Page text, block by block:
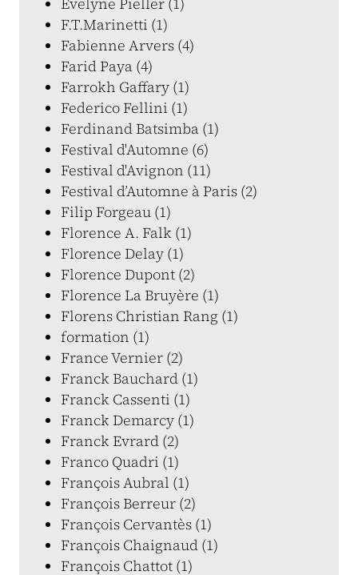
F.T.Marinetti (1)
Fabienne Arvers (4)
Farid Paya (4)
Farrokh Gaffary (1)
Federico Fellini (1)
Ferdinand Batsimba (1)
Festival d'Automne (6)
Festival d'Avignon (11)
Festival d’Automne à Paris (2)
Filip Forgeau (1)
Florence A. Falk (1)
Florence Delay (1)
Florence Dupont (2)
Florence La Bruyère (1)
Florens Christian Rang (1)
formation (1)
France Vernier (2)
Franck Bauchard (1)
Franck Cassenti (1)
Franck Demarcy (1)
Franck Evrard (2)
Franco Quadri (1)
François Aubral (1)
François Berreur (2)
François Cervantès (1)
François Chaignaud (1)
François Chattot (1)